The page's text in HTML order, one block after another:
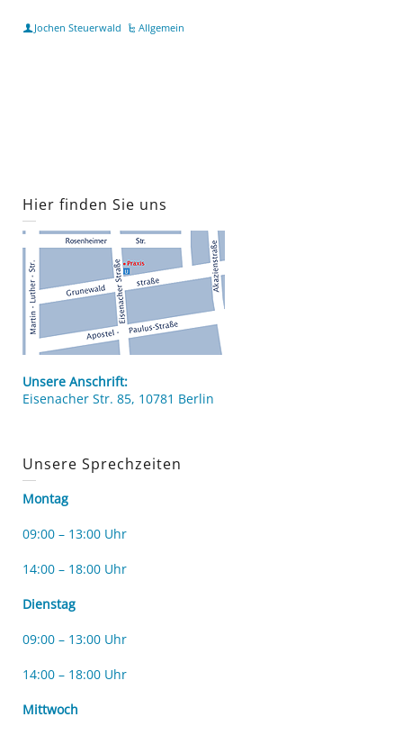
Jochen Steuerwald Allgemein
Hier finden Sie uns
Unsere Anschrift:
Eisenacher Str. 85, 10781 Berlin
Unsere Sprechzeiten
Montag
09:00 – 13:00 Uhr
14:00 – 18:00 Uhr
Dienstag
09:00 – 13:00 Uhr
14:00 – 18:00 Uhr
Mittwoch